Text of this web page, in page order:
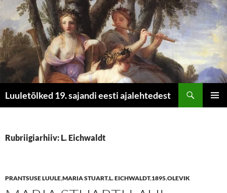
Luuletõlked 19. sajandi eesti ajalehtedest
Rubriigiarhiiv: L. Eichwaldt
PRANTSUSE LUULE,MARIA STUART,L. EICHWALDT,1895,OLEVIK